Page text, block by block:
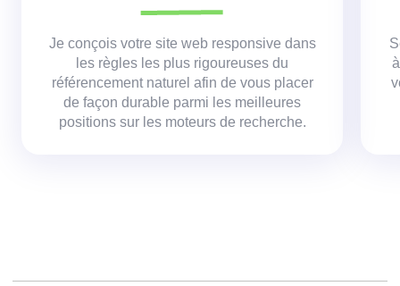
Je conçois votre site web responsive dans
les règles les plus rigoureuses du
référencement naturel afin de vous placer
de façon durable parmi les meilleures
positions sur les moteurs de recherche.